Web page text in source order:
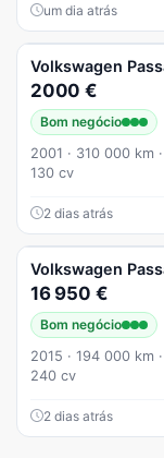
um dia atrás
Volkswagen
2000 €
Bom negócio
2001 · 310 000 km
130 cv
2 dias atrás
Volkswagen
16 950 €
Bom negócio
2015 · 194 000 km
240 cv
2 dias atrás